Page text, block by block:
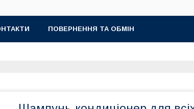
ПОВЕРНЕННЯ ТА ОБМІН